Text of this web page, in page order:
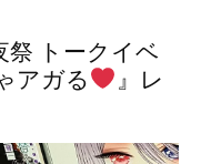
祭 トークイベ
アガる
』レ